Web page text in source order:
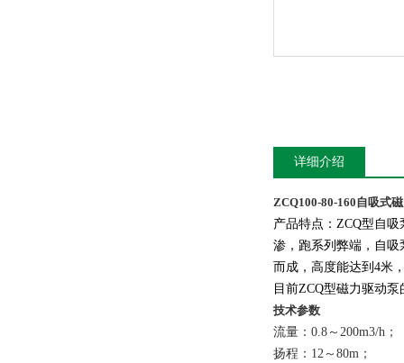
详细介绍
ZCQ100-80-160自吸式
产品特点：ZCQ型自
渗，跑系列弊端，自
而成，高度能达到4米
目前ZCQ型磁力驱动
技术参数
流量：0.8～200m3/h；
扬程：12～80m；